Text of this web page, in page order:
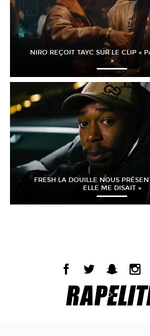
NIRO REÇOIT TAYC SUR LE CLIP «
»
FRESH LA DOUILLE NOUS
ELLE ME DISAIT »